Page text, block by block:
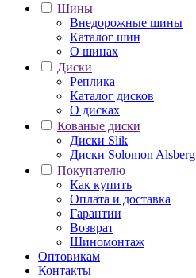
Шины
Внедорожные шины
Каталог шин
О шинах
Диски
Реплика
Каталог дисков
О дисках
Кованые диски
Диски Slik
Диски Solomon Alsberg
Покупателю
Как купить
Оплата и доставка
Гарантии
Возврат
Шиномонтаж
Оптовикам
Контакты